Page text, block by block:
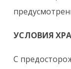
УСЛОВИЯ
С